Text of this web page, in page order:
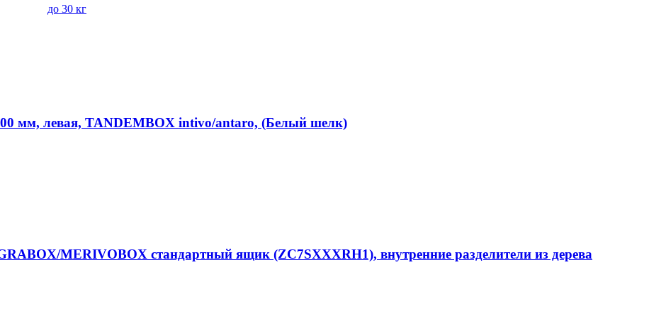
до 30 кг
мм, левая, TANDEMBOX intivo/antaro, (Белый шелк)
MERIVOBOX стандартный ящик (ZC7SXXXRH1), внутренние разделители из дерева